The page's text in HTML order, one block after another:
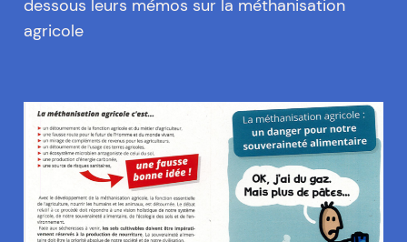
dessous leurs mémos sur la méthanisation
agricole